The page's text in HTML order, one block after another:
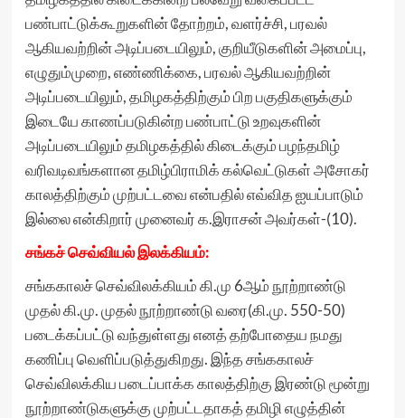
பண்பாட்டுக்கூறுகளின் தோற்றம், வளர்ச்சி, பரவல்
ஆகியவற்றின் அடிப்படையிலும், குறியீடுகளின் அமைப்பு,
எழுதும்முறை, எண்ணிக்கை, பரவல் ஆகியவற்றின்
அடிப்படையிலும், தமிழகத்திற்கும் பிற பகுதிகளுக்கும்
இடையே காணப்படுகின்ற பண்பாட்டு உறவுகளின்
அடிப்படையிலும் தமிழகத்தில் கிடைக்கும் பழந்தமிழ்
வரிவடிவங்களான தமிழ்பிராமிக் கல்வெட்டுகள் அசோகர்
காலத்திற்கும் முற்பட்டவை என்பதில் எவ்வித ஐயப்பாடும்
இல்லை என்கிறார் முனைவர் க.இராசன் அவர்கள்-(10).
சங்கச் செவ்வியல் இலக்கியம்:
சங்ககாலச் செவ்விலக்கியம் கி.மு 6ஆம் நூற்றாண்டு
முதல் கி.மு. முதல் நூற்றாண்டு வரை(கி.மு. 550-50)
படைக்கப்பட்டு வந்துள்ளது எனத் தற்போதைய நமது
கணிப்பு வெளிப்படுத்துகிறது. இந்த சங்ககாலச்
செவ்விலக்கிய படைப்பாக்க காலத்திற்கு இரண்டு மூன்று
நூற்றாண்டுகளுக்கு முற்பட்டதாகத் தமிழி எழுத்தின்